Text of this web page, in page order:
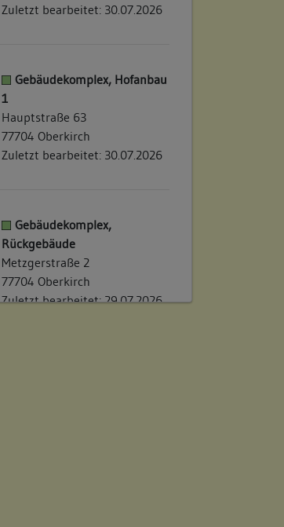
Zuletzt bearbeitet: 30.07.2026
Gebäudekomplex, Hofanbau
1
Hauptstraße 63
77704 Oberkirch
Zuletzt bearbeitet: 30.07.2026
Gebäudekomplex,
Rückgebäude
Metzgerstraße 2
77704 Oberkirch
Zuletzt bearbeitet: 29.07.2026